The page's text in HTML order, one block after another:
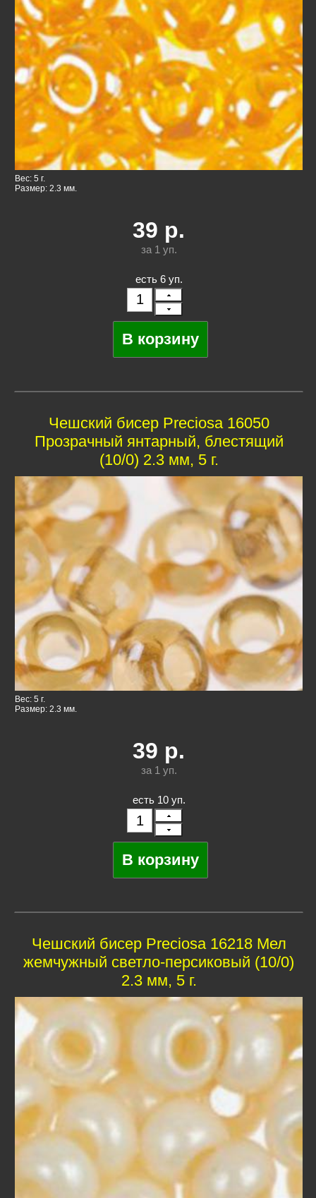
Вес: 5 г.
Размер: 2.3 мм.
39 р.
за 1 уп.
есть 6 уп.
Чешский бисер Preciosa 16050
Прозрачный янтарный, блестящий
(10/0) 2.3 мм, 5 г.
Вес: 5 г.
Размер: 2.3 мм.
39 р.
за 1 уп.
есть 10 уп.
Чешский бисер Preciosa 16218 Мел
жемчужный светло-персиковый (10/0)
2.3 мм, 5 г.